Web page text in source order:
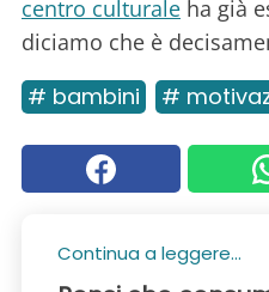
centro culturale ha già
diciamo che è
# bambini #
Continua a leggere...